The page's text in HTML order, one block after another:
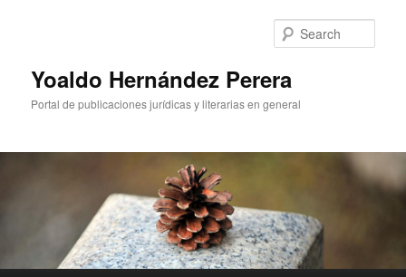
Yoaldo Hernández Perera
Portal de publicaciones jurídicas y literarias en general